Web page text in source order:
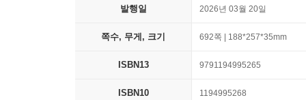
발행일 2026년 03월 20일
쪽수, 무게, 크기 692쪽 | 188*257*35mm
ISBN13 9791194995265
ISBN10 1194995268